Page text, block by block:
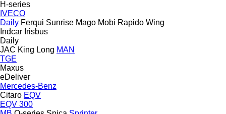
H-series
IVECO
Daily Ferqui Sunrise Mago Mobi Rapido Wing
Indcar Irisbus
Daily
JAC King Long MAN
TGE
Maxus
eDeliver
Mercedes-Benz
Citaro EQV
EQV 300